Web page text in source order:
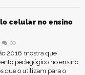
celular no ensino
00
2016 mostra que
pedagógico no ensino
que o utilizam para o